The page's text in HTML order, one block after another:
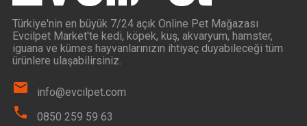
Türkiye'nin en büyük 7/24 açık Online Pet Mağazası
Evcilpet Market'te kedi, köpek, kuş, akvaryum, hamster,
iguana ve kümes hayvanlarınızın ihtiyaç duyabileceği tüm
ürünlere ulaşabilirsiniz.
info@evcilpet.com
0850 259 59 63